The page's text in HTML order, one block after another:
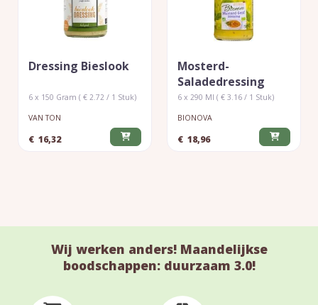
Dressing Bieslook
6 x 150 Gram ( € 2.72 / 1 Stuk)
VAN TON
€ 16,32
Mosterd-
Saladedressing
6 x 290 Ml ( € 3.16 / 1 Stuk)
BIONOVA
€ 18,96
Wij werken anders! Maandelijkse
boodschappen: duurzaam 3.0!